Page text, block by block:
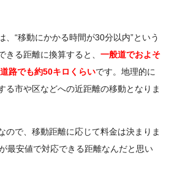
、“移動にかかる時間が30分以内”という
る距離に換算すると、 一般道でおよそ
路でも約50キロくらいです。地理的に
る市や区などへの近距離の移動となりま
ので、移動距離に応じて料金は決まりま
最安値で対応できる距離なんだと思い